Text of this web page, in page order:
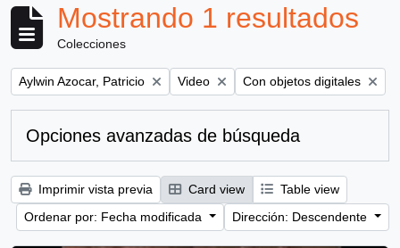
Mostrando 1 resultados
Colecciones
Remove filter:
Aylwin Azocar, Patricio Remove filter:
Video Remove filter:
Con objetos digitales
Opciones avanzadas de búsqueda
Imprimir vista previa Card view
Table view
Ordenar por: Fecha modificada
Dirección: Descendente